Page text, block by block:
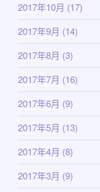
2017年10月 (17)
2017年9月 (14)
2017年8月 (3)
2017年7月 (16)
2017年6月 (9)
2017年5月 (13)
2017年4月 (8)
2017年3月 (9)